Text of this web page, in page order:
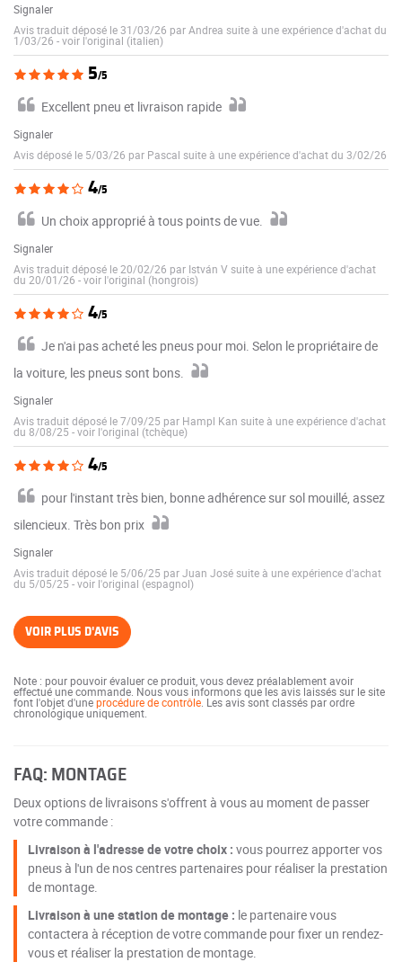
Signaler
Avis traduit déposé le 31/03/26 par Andrea suite à une expérience d'achat du
1/03/26 -voir l'original (italien)
5/5
Excellent pneu et livraison rapide
Signaler
Avis déposé le 5/03/26 par Pascal suite à une expérience d'achat du 3/02/26
4/5
Un choix approprié à tous points de vue.
Signaler
Avis traduit déposé le 20/02/26 par István V suite à une expérience d'achat
du 20/01/26 -voir l'original (hongrois)
4/5
Je n'ai pas acheté les pneus pour moi. Selon le propriétaire de
la voiture, les pneus sont bons.
Signaler
Avis traduit déposé le 7/09/25 par Hampl Kan suite à une expérience d'achat
du 8/08/25 -voir l'original (tchèque)
4/5
pour l'instant très bien, bonne adhérence sur sol mouillé, assez
silencieux. Très bon prix
Signaler
Avis traduit déposé le 5/06/25 par Juan José suite à une expérience d'achat
du 5/05/25 -voir l'original (espagnol)
VOIR PLUS D'AVIS
Note : pour pouvoir évaluer ce produit, vous devez préalablement avoir
effectué une commande. Nous vous informons que les avis laissés sur le site
font l'objet d'uneprocédure de contrôle . Les avis sont classés par ordre
chronologique uniquement.
FAQ: MONTAGE
Deux options de livraisons s'offrent à vous au moment de passer
votre commande :
Livraison à l'adresse de votre choix : vous pourrez apporter vos
pneus à l'un de nos centres partenaires pour réaliser la prestation
de montage.
Livraison à une station de montage : le partenaire vous
contactera à réception de votre commande pour fixer un rendez-
vous et réaliser la prestation de montage.